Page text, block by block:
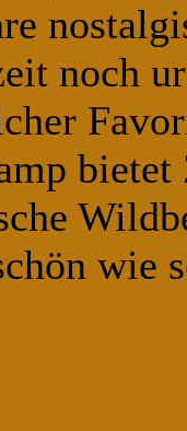
noch
bietet
wie